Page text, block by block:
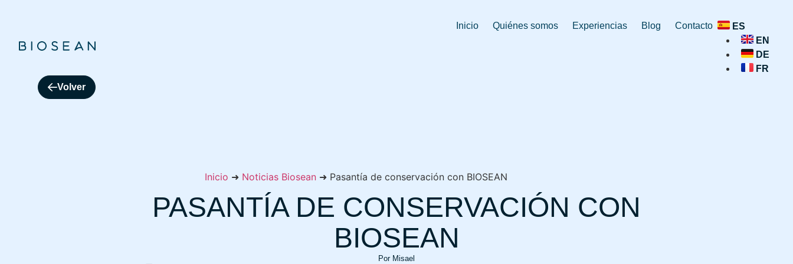
Inicio Quiénes somos Experiencias Blog Contacto
ES
EN
DE
FR
Inicio ➜ Noticias Biosean ➜ Pasantía de conservación con BIOSEAN
PASANTÍA DE CONSERVACIÓN CON
BIOSEAN
PorMisael
Volver